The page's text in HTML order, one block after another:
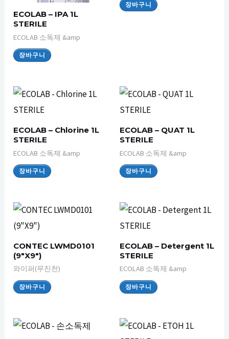
ECOLAB – IPA 1L
STERILE
ECOLAB 소독제 &amp
장바구니
장바구니
ECOLAB – Chlorine 1L
STERILE
ECOLAB 소독제 &amp
장바구니
ECOLAB – QUAT 1L
STERILE
ECOLAB 소독제 &amp
장바구니
CONTEC LWMD0101
(9″X9″)
와이퍼(무진천)
장바구니
ECOLAB – Detergent 1L
STERILE
ECOLAB 소독제 &amp
장바구니